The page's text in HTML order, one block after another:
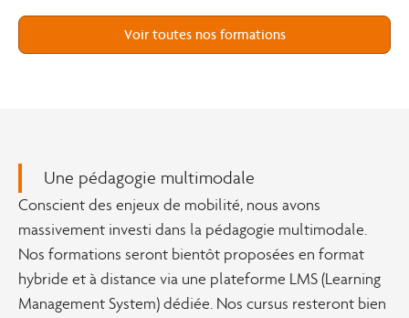
Voir toutes nos formations
Une pédagogie multimodale
Conscient des enjeux de mobilité, nous avons
massivement investi dans la pédagogie multimodale.
Nos formations seront bientôt proposées en format
hybride et à distance via une plateforme LMS (Learning
Management System) dédiée. Nos cursus resteront bien